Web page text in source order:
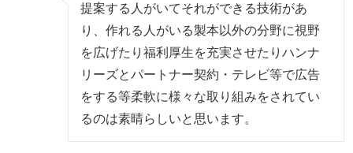
提案する人がいてそれができる技術があ
り、作れる人がいる製本以外の分野に視野
を広げたり福利厚生を充実させたりハンナ
リーズとパートナー契約・テレビ等で広告
をする等柔軟に様々な取り組みをされてい
るのは素晴らしいと思います。